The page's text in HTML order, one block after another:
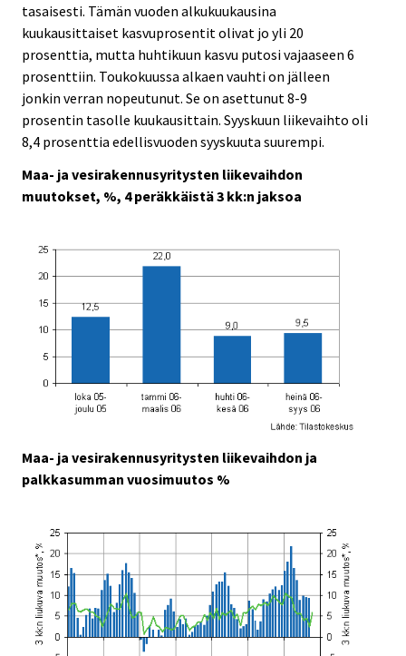
tasaisesti. Tämän vuoden alkukuukausina
kuukausittaiset kasvuprosentit olivat jo yli 20
prosenttia, mutta huhtikuun kasvu putosi vajaaseen 6
prosenttiin. Toukokuussa alkaen vauhti on jälleen
jonkin verran nopeutunut. Se on asettunut 8-9
prosentin tasolle kuukausittain. Syyskuun liikevaihto oli
8,4 prosenttia edellisvuoden syyskuuta suurempi.
Maa- ja vesirakennusyritysten liikevaihdon
muutokset, %, 4 peräkkäistä 3 kk:n jaksoa
Maa- ja vesirakennusyritysten liikevaihdon ja
palkkasumman vuosimuutos %